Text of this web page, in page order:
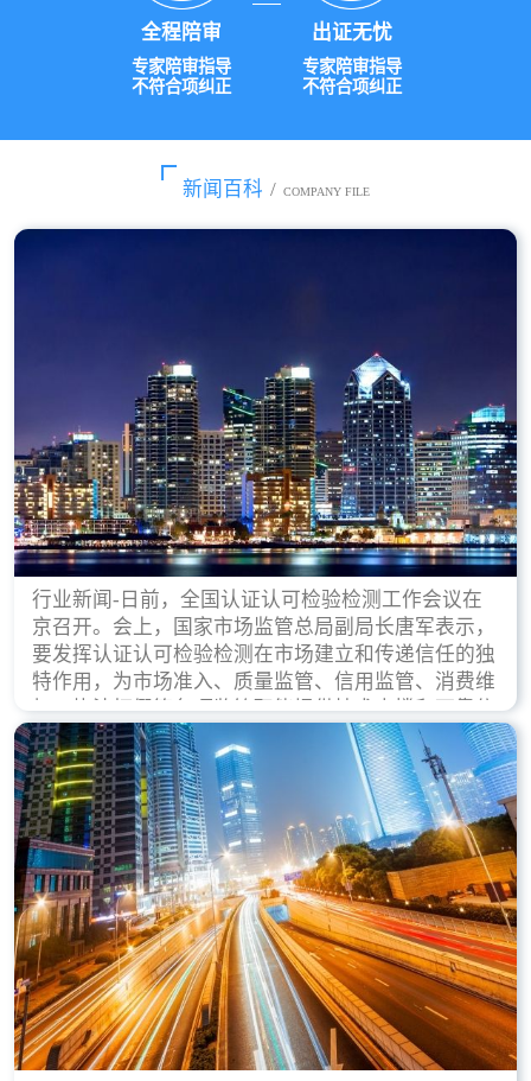
全程陪审
专家陪审指导
不符合项纠正
出证无忧
专家陪审指导
不符合项纠正
新闻百科 / COMPANY FILE
行业新闻-日前，全国认证认可检验检测工作会议在
京召开。会上，国家市场监管总局副局长唐军表示，
要发挥认证认可检验检测在市场建立和传递信任的独
特作用，为市场准入、质量监管、信用监管、消费维
权、执法打假等各项监管职能提供技术支撑和可靠依
据。